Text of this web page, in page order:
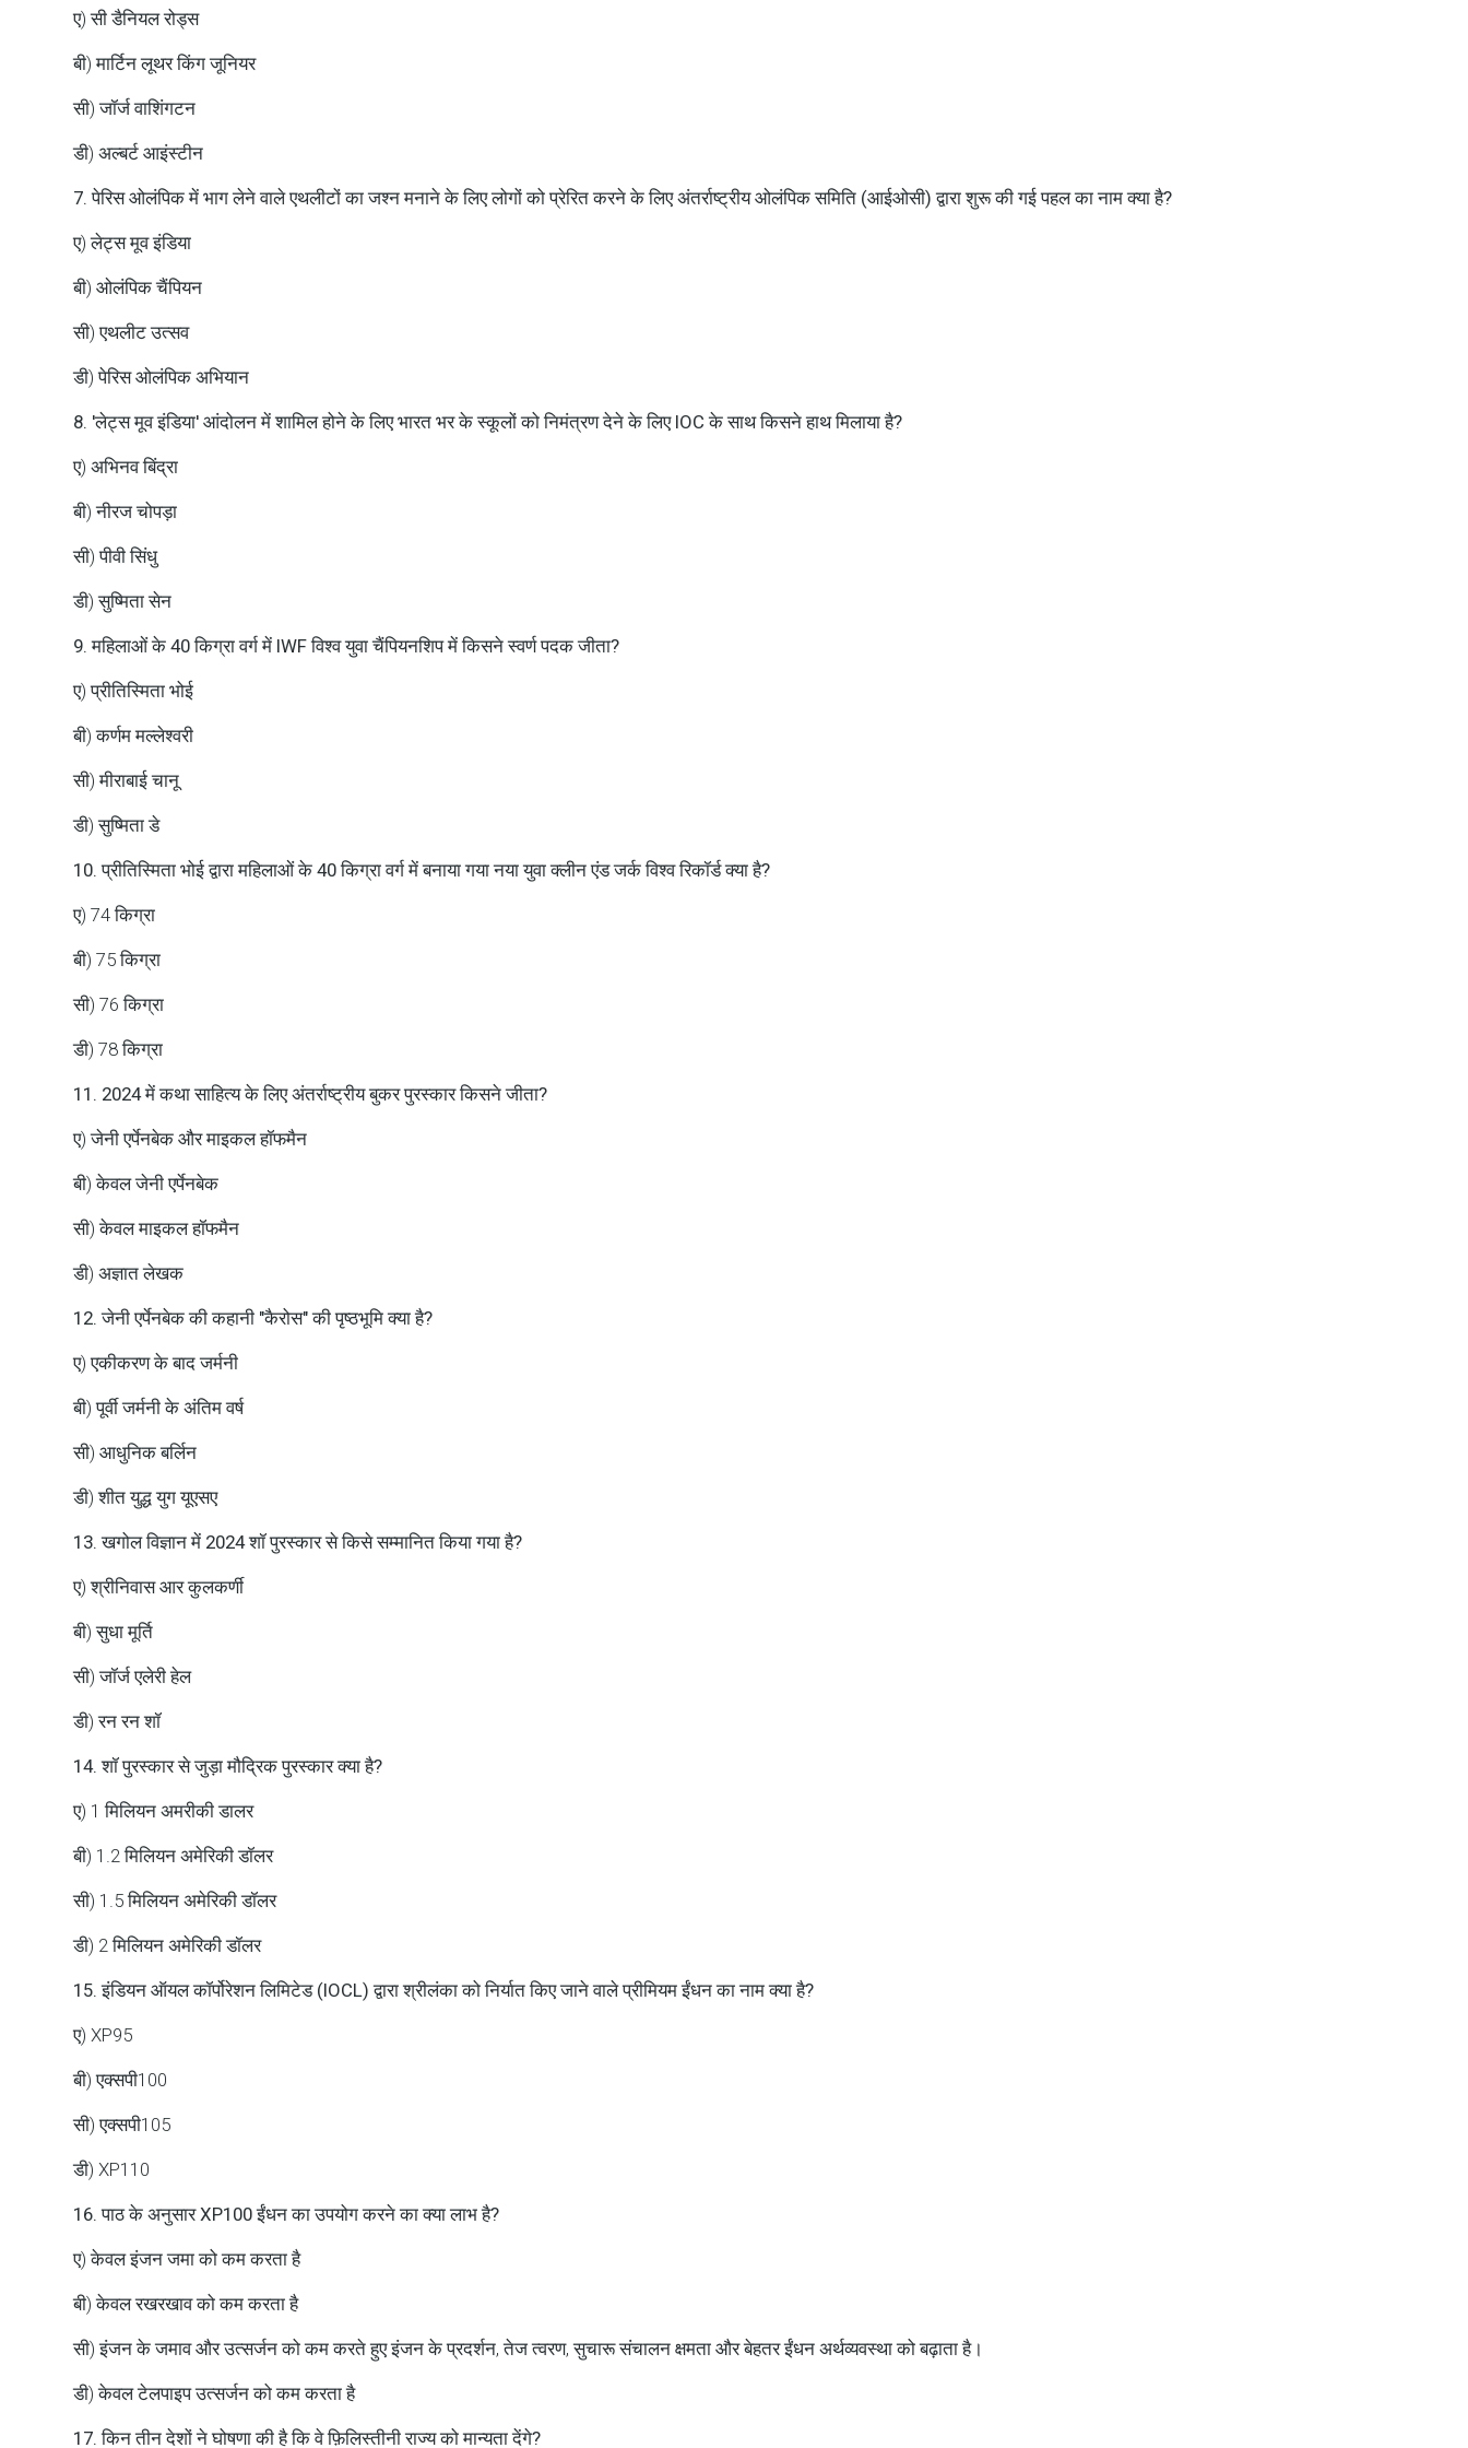
ए) सी डैनियल रोड्स
बी) मार्टिन लूथर किंग जूनियर
सी) जॉर्ज वाशिंगटन
डी) अल्बर्ट आइंस्टीन
7. पेरिस ओलंपिक में भाग लेने वाले एथलीटों का जश्न मनाने के लिए लोगों को प्रेरित करने के लिए अंतर्राष्ट्रीय ओलंपिक समिति (आईओसी) द्वारा शुरू की गई पहल का नाम क्या है?
ए) लेट्स मूव इंडिया
बी) ओलंपिक चैंपियन
सी) एथलीट उत्सव
डी) पेरिस ओलंपिक अभियान
8. 'लेट्स मूव इंडिया' आंदोलन में शामिल होने के लिए भारत भर के स्कूलों को निमंत्रण देने के लिए IOC के साथ किसने हाथ मिलाया है?
ए) अभिनव बिंद्रा
बी) नीरज चोपड़ा
सी) पीवी सिंधु
डी) सुष्मिता सेन
9. महिलाओं के 40 किग्रा वर्ग में IWF विश्व युवा चैंपियनशिप में किसने स्वर्ण पदक जीता?
ए) प्रीतिस्मिता भोई
बी) कर्णम मल्लेश्वरी
सी) मीराबाई चानू
डी) सुष्मिता डे
10. प्रीतिस्मिता भोई द्वारा महिलाओं के 40 किग्रा वर्ग में बनाया गया नया युवा क्लीन एंड जर्क विश्व रिकॉर्ड क्या है?
ए) 74 किग्रा
बी) 75 किग्रा
सी) 76 किग्रा
डी) 78 किग्रा
11. 2024 में कथा साहित्य के लिए अंतर्राष्ट्रीय बुकर पुरस्कार किसने जीता?
ए) जेनी एर्पेनबेक और माइकल हॉफमैन
बी) केवल जेनी एर्पेनबेक
सी) केवल माइकल हॉफमैन
डी) अज्ञात लेखक
12. जेनी एर्पेनबेक की कहानी "कैरोस" की पृष्ठभूमि क्या है?
ए) एकीकरण के बाद जर्मनी
बी) पूर्वी जर्मनी के अंतिम वर्ष
सी) आधुनिक बर्लिन
डी) शीत युद्ध युग यूएसए
13. खगोल विज्ञान में 2024 शॉ पुरस्कार से किसे सम्मानित किया गया है?
ए) श्रीनिवास आर कुलकर्णी
बी) सुधा मूर्ति
सी) जॉर्ज एलेरी हेल
डी) रन रन शॉ
14. शॉ पुरस्कार से जुड़ा मौद्रिक पुरस्कार क्या है?
ए) 1 मिलियन अमरीकी डालर
बी) 1.2 मिलियन अमेरिकी डॉलर
सी) 1.5 मिलियन अमेरिकी डॉलर
डी) 2 मिलियन अमेरिकी डॉलर
15. इंडियन ऑयल कॉर्पोरेशन लिमिटेड (IOCL) द्वारा श्रीलंका को निर्यात किए जाने वाले प्रीमियम ईंधन का नाम क्या है?
ए) XP95
बी) एक्सपी100
सी) एक्सपी105
डी) XP110
16. पाठ के अनुसार XP100 ईंधन का उपयोग करने का क्या लाभ है?
ए) केवल इंजन जमा को कम करता है
बी) केवल रखरखाव को कम करता है
सी) इंजन के जमाव और उत्सर्जन को कम करते हुए इंजन के प्रदर्शन, तेज त्वरण, सुचारू संचालन क्षमता और बेहतर ईंधन अर्थव्यवस्था को बढ़ाता है।
डी) केवल टेलपाइप उत्सर्जन को कम करता है
17. किन तीन देशों ने घोषणा की है कि वे फ़िलिस्तीनी राज्य को मान्यता देंगे?